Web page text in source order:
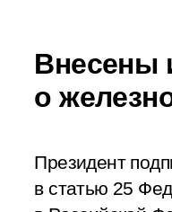
Внесены
о
Президент
в статью 25